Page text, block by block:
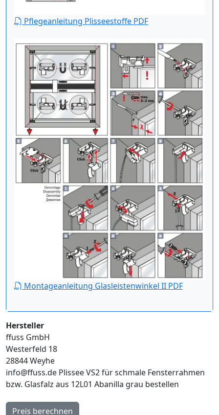
Pflegeanleitung Plisseestoffe PDF
Montageanleitung Glasleistenwinkel II PDF
Hersteller
ffuss GmbH
Westerfeld 18
28844 Weyhe
info@ffuss.de Plissee VS2 für schmale Fensterrahmen
bzw. Glasfalz aus 12L01 Abanilla grau bestellen
Preis berechnen